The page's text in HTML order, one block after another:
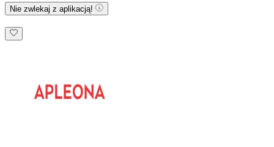
Nie zwlekaj z aplikacją!